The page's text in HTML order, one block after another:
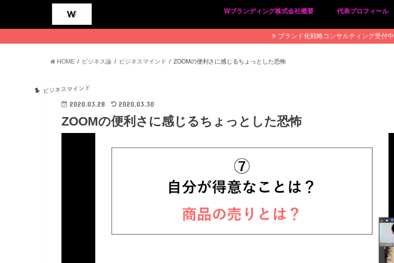
Wブランディング株式会社概要
プライバシーポリシー
特定商取引法に基づく表記
代表プロフィール
ブランド化戦略コンサルティング受付中
HOME ビジネス論 ビジネスマインド ZOOMの便利さに感じるちょっとした恐怖
ビジネスマインド
2020.03.28 2020.03.30
ZOOMの便利さに感じるちょっとした恐怖